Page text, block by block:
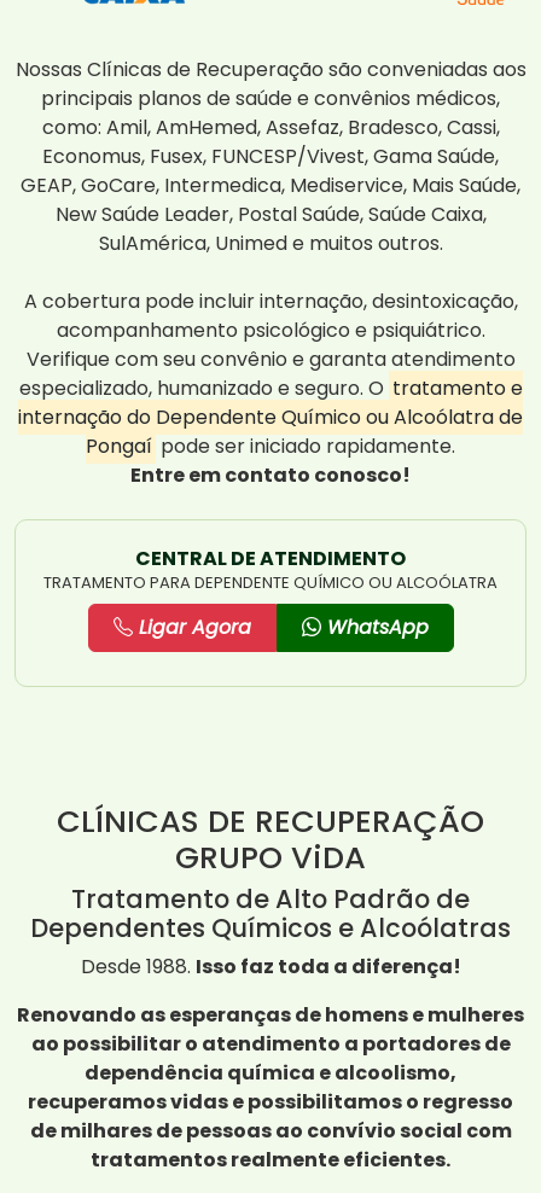
Nossas Clínicas de Recuperação são conveniadas aos
principais planos de saúde e convênios médicos,
como: Amil, AmHemed, Assefaz, Bradesco, Cassi,
Economus, Fusex, FUNCESP/Vivest, Gama Saúde,
GEAP, GoCare, Intermedica, Mediservice, Mais Saúde,
New Saúde Leader, Postal Saúde, Saúde Caixa,
SulAmérica, Unimed e muitos outros.
A cobertura pode incluir internação, desintoxicação,
acompanhamento psicológico e psiquiátrico.
Verifique com seu convênio e garanta atendimento
especializado, humanizado e seguro. O tratamento e
internação do Dependente Químico ou Alcoólatra de
Pongaí pode ser iniciado rapidamente.
Entre em contato conosco!
CENTRAL DE ATENDIMENTO
TRATAMENTO PARA DEPENDENTE QUÍMICO OU ALCOÓLATRA
Ligar Agora WhatsApp
CLÍNICAS DE RECUPERAÇÃO
GRUPO ViDA
Tratamento de Alto Padrão de
Dependentes Químicos e Alcoólatras
Desde 1988. Isso faz toda a diferença!
Renovando as esperanças de homens e mulheres
ao possibilitar o atendimento a portadores de
dependência química e alcoolismo,
recuperamos vidas e possibilitamos o regresso
de milhares de pessoas ao convívio social com
tratamentos realmente eficientes.